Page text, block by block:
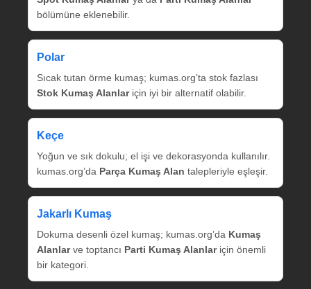
bölümüne eklenebilir.
Polar
Sıcak tutan örme kumaş; kumas.org’ta stok fazlası
Stok Kumaş Alanlariçin iyi bir alternatif olabilir.
Keçe
Yoğun ve sık dokulu; el işi ve dekorasyonda kullanılır.
kumas.org’da Parça Kumaş Alan talepleriyle eşleşir.
Jakarlı Kumaş
Dokuma desenli özel kumaş; kumas.org’da Kumaş
Alanlarve toptancı Parti Kumaş Alanlariçin önemli
bir kategori.